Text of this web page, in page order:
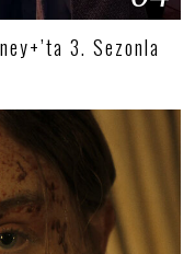
3. Sezonla